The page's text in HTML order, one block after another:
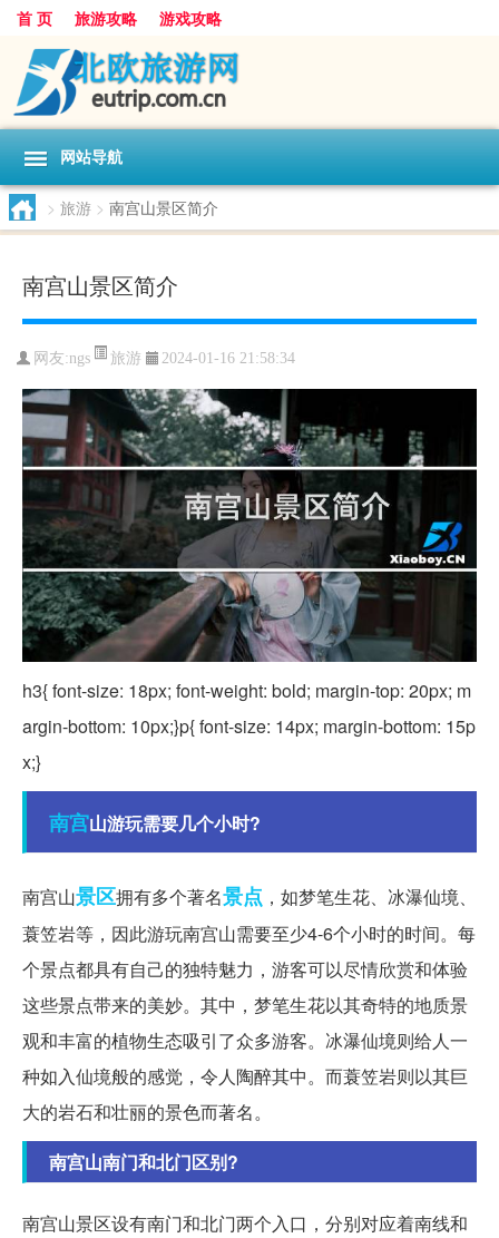
首 页 旅游攻略 游戏攻略
网站导航
> 旅游 > 南宫山景区简介
南宫山景区简介
网友:ngs 旅游 2024-01-16 21:58:34
h3{ font-size: 18px; font-weight: bold; margin-top: 20px; m
argin-bottom: 10px;}p{ font-size: 14px; margin-bottom: 15p
x;}
南宫山游玩需要几个小时?
南宫山景区拥有多个著名景点 ，如梦笔生花、冰瀑仙境、
蓑笠岩等，因此游玩南宫山需要至少4-6个小时的时间。每
个景点都具有自己的独特魅力，游客可以尽情欣赏和体验
这些景点带来的美妙。其中，梦笔生花以其奇特的地质景
观和丰富的植物生态吸引了众多游客。冰瀑仙境则给人一
种如入仙境般的感觉，令人陶醉其中。而蓑笠岩则以其巨
大的岩石和壮丽的景色而著名。
南宫山南门和北门区别?
南宫山景区设有南门和北门两个入口，分别对应着南线和